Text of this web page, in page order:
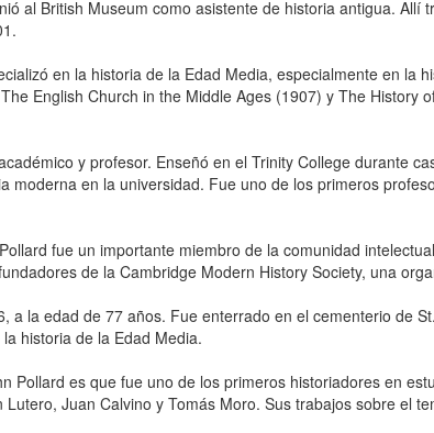
al British Museum como asistente de historia antigua.
en la historia de la Edad Media, especialmente en la
English Church in the Middle Ages (1907) y The
y profesor. Enseñó en el Trinity College durante
moderna en la universidad. Fue uno de los primeros
fue un importante miembro de la comunidad
de la Cambridge Modern History Society, una
a la edad de 77 años. Fue enterrado en el cementerio de
historia de la Edad Media.
Pollard es que fue uno de los primeros historiadores en
Juan Calvino y Tomás Moro. Sus trabajos sobre el